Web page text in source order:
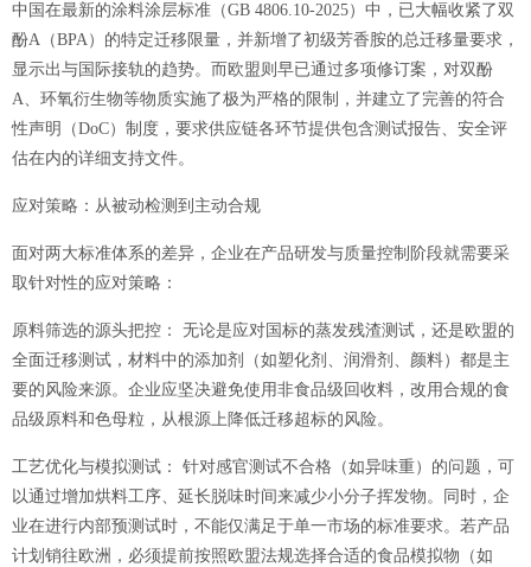
中国在最新的涂料涂层标准（GB 4806.10-2025）中，已大幅收紧了双
酚A（BPA）的特定迁移限量，并新增了初级芳香胺的总迁移量要求，
显示出与国际接轨的趋势。而欧盟则早已通过多项修订案，对双酚
A、环氧衍生物等物质实施了极为严格的限制，并建立了完善的符合
性声明（DoC）制度，要求供应链各环节提供包含测试报告、安全评
估在内的详细支持文件。
应对策略：从被动检测到主动合规
面对两大标准体系的差异，企业在产品研发与质量控制阶段就需要采
取针对性的应对策略：
原料筛选的源头把控：
无论是应对国标的蒸发残渣测试，还是欧盟的
全面迁移测试，材料中的添加剂（如塑化剂、润滑剂、颜料）都是主
要的风险来源。企业应坚决避免使用非食品级回收料，改用合规的食
品级原料和色母粒，从根源上降低迁移超标的风险。
工艺优化与模拟测试：
针对感官测试不合格（如异味重）的问题，可
以通过增加烘料工序、延长脱味时间来减少小分子挥发物。同时，企
业在进行内部预测试时，不能仅满足于单一市场的标准要求。若产品
计划销往欧洲，必须提前按照欧盟法规选择合适的食品模拟物（如